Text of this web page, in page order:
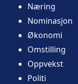
Næring
Nominasjon
Økonomi
Omstilling
Oppvekst
Politi